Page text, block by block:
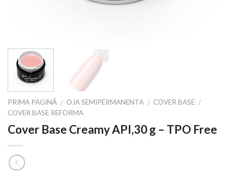
PRIMA PAGINĂ / OJA SEMIPERMANENTA / COVER BASE /
COVER BASE REFORMA
Cover Base Creamy API,30 g – TPO Free